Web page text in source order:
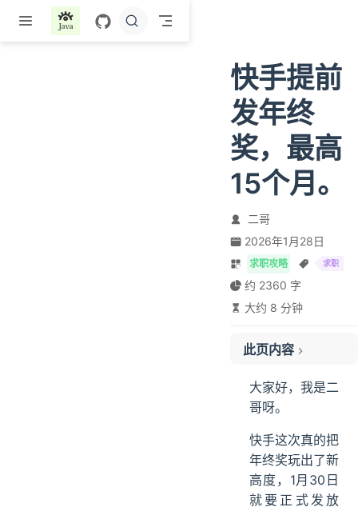
跳至主要內容
快手提前
发年终
奖，最高
15个月。
二哥
2026年1月28日
求职攻略 求职
约 2360 字
大约 8 分钟
此页内容
ending
大家好，我是二
哥呀。
快手这次真的把
年终奖玩出了新
高度，1月30日
就要正式发放